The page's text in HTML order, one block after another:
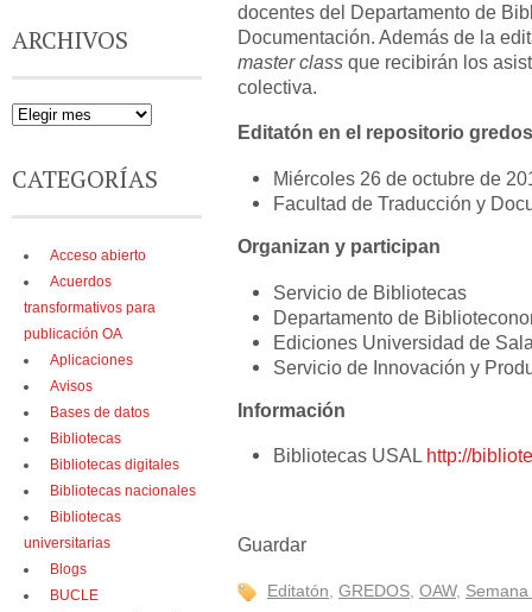
docentes del Departamento de
Documentación. Además de la
master class que recibirán los
colectiva.
Editatón en el repositorio
Miércoles 26 de octubre de
Facultad de Traducción y
Organizan y participan
Servicio de Bibliotecas
Departamento de
Ediciones Universidad de
Servicio de Innovación y
Información
Bibliotecas USAL http://
Guardar
Editatón GREDOS OAW,
ARCHIVOS
CATEGORÍAS
Acceso abierto
Acuerdos
transformativos para
publicación OA
Aplicaciones
Avisos
Bases de datos
Bibliotecas
Bibliotecas digitales
Bibliotecas nacionales
Bibliotecas
universitarias
Blogs
BUCLE